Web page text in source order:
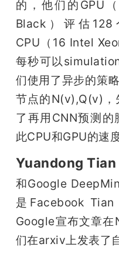
的，他们的GPU
Black）评估
CPU（16 Intel
每秒可以
们使用了异步的策
节点的N(v),Q(v)，
了再用CNN预测的
此CPU和GPU的速
Yuandong Tian
和Google
是Facebook
Google宣布文章
们在arxiv上发表了